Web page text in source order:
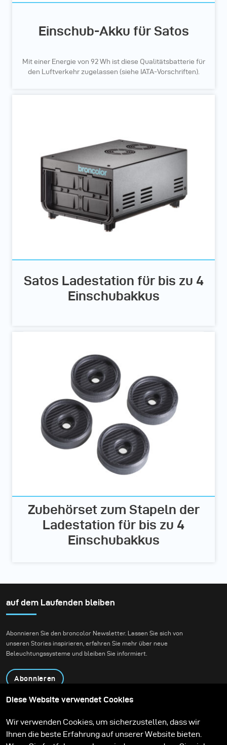
Einschub-Akku für Satos
Mit einer Energie von 92 Wh ist diese Qualitätsbatterie für
den Luftverkehr zugelassen (siehe IATA-Vorschriften).
Satos Ladestation für bis zu 4
Einschubakkus
Zubehörset zum Stapeln der
Ladestation für bis zu 4
Einschubakkus
auf dem Laufenden bleiben
Abonnieren Sie den broncolor Newsletter. Lassen Sie sich von
unseren Stories inspirieren, erfahren Sie mehr über neue
Beleuchtungssysteme und bleiben Sie informiert.
Abonnieren
Kontakt
Technologien
Contribute to our blog
Lernen
Diese Website verwendet Cookies
Wir verwenden Cookies, um sicherzustellen, dass wir
Ihnen die beste Erfahrung auf unserer Website bieten.